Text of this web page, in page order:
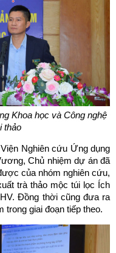
Khoa học và Công nghệ
thảo
Nghiên cứu Ứng dụng
Chủ nhiệm dự án đã
của nhóm nghiên cứu,
trà thảo mộc túi lọc Ích
Đồng thời cũng đưa ra
trong giai đoạn tiếp theo.